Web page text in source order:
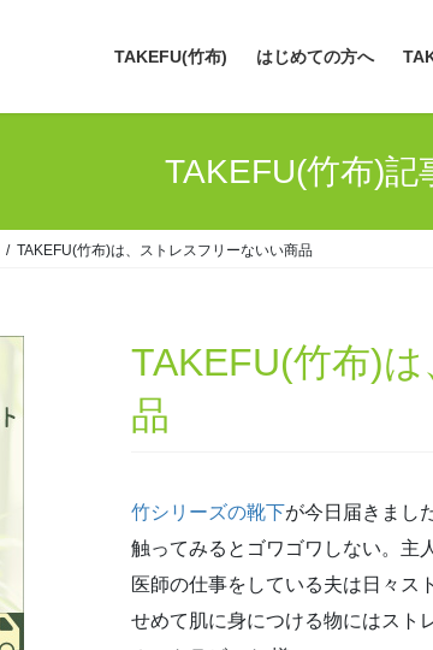
TAKEFU(竹布) はじめての方へ
TAKEFU(竹布)記
TAKEFU(竹布)は、ストレスフリーないい商品
TAKEFU(竹布)
品
竹シリーズの靴下が今日届きまし
触ってみるとゴワゴワしない。主
医師の仕事をしている夫は日々ス
せめて肌に身につける物にはスト